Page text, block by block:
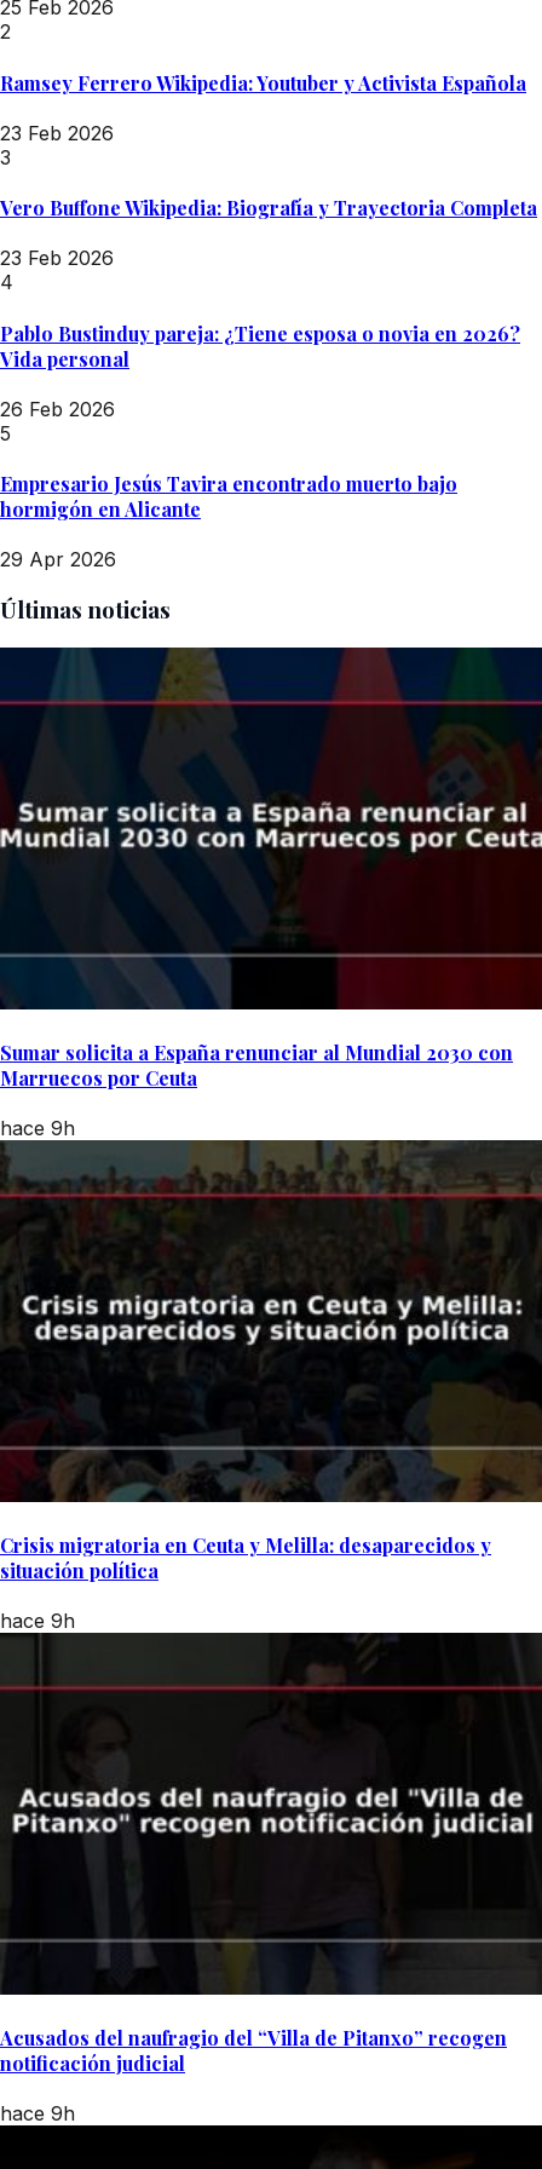
25 Feb 2026
2
Ramsey Ferrero Wikipedia: Youtuber y Activista Española
23 Feb 2026
3
Vero Buffone Wikipedia: Biografía y Trayectoria Completa
23 Feb 2026
4
Pablo Bustinduy pareja: ¿Tiene esposa o novia en 2026?
Vida personal
26 Feb 2026
5
Empresario Jesús Tavira encontrado muerto bajo
hormigón en Alicante
29 Apr 2026
Últimas noticias
Sumar solicita a España renunciar al Mundial 2030 con
Marruecos por Ceuta
hace 9h
Crisis migratoria en Ceuta y Melilla: desaparecidos y
situación política
hace 9h
Acusados del naufragio del “Villa de Pitanxo” recogen
notificación judicial
hace 9h